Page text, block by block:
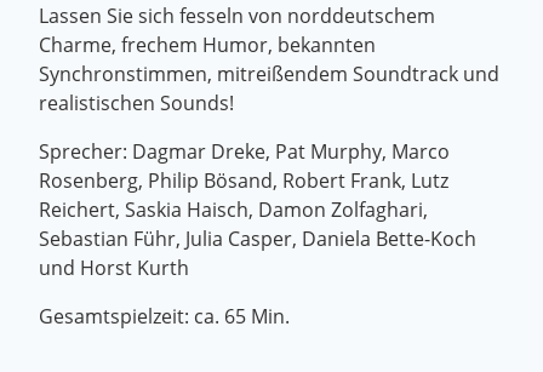
Lassen Sie sich fesseln von norddeutschem
Charme, frechem Humor, bekannten
Synchronstimmen, mitreißendem Soundtrack und
realistischen Sounds!
Sprecher: Dagmar Dreke, Pat Murphy, Marco
Rosenberg, Philip Bösand, Robert Frank, Lutz
Reichert, Saskia Haisch, Damon Zolfaghari,
Sebastian Führ, Julia Casper, Daniela Bette-Koch
und Horst Kurth
Gesamtspielzeit: ca. 65 Min.